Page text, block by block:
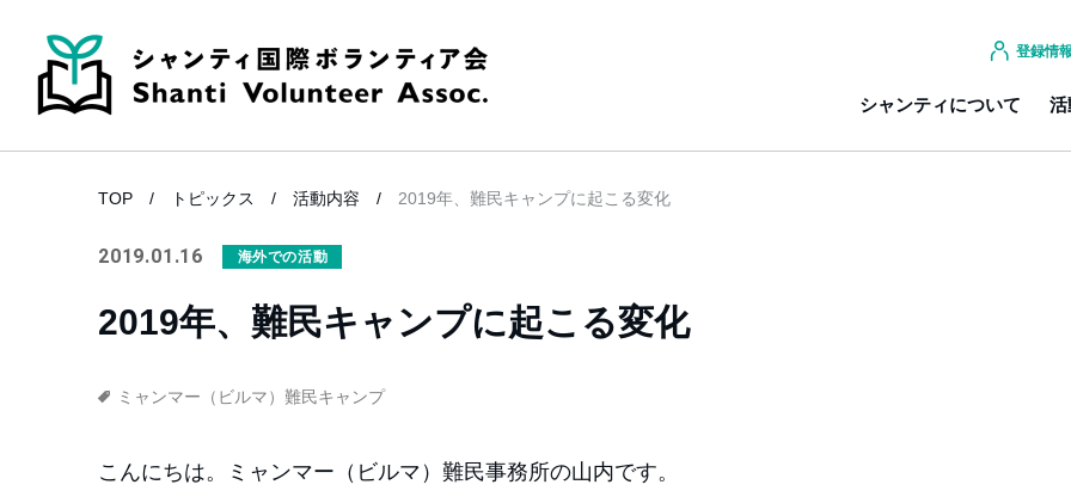
登録情
シャンティについて 活
TOP トピックス 活動内容 2019年、難民キャンプに起こる変化
2019.01.16 海外での活動
2019年、難民キャンプに起こる変化
ミャンマー（ビルマ）難民キャンプ
こんにちは。ミャンマー（ビルマ）難民事務所の山内です。